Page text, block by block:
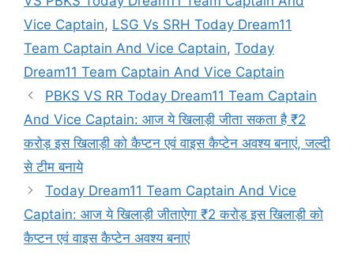
Vice Captain, LSG Vs SRH Today Dream11
Team Captain And Vice Captain, Today
Dream11 Team Captain And Vice Captain
PBKS VS RR Today Dream11 Team Captain
And Vice Captain: आज ये खिलाड़ी जीता सकता है ₹2
करोड़ इस खिलाड़ी को कैप्टन एवं वाइस कैप्टेन अवश्य बनाएं, जल्दी
से टीम बनाये
Today Dream11 Team Captain And Vice
Captain: आज ये खिलाड़ी जीताऐगा ₹2 करोड़ इस खिलाड़ी को
कैप्टन एवं वाइस कैप्टेन अवश्य बनाएं